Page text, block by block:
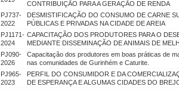
CONTRIBUIÇÃO PARA A GERAÇÃO DE RENDA
PJ737-
2022
DESMISTIFICAÇÃO DO CONSUMO DE CARNE
PÚBLICAS E PRIVADAS NA CIDADE DE AREIA
PJ1171-
2024
CAPACITAÇÃO DOS PRODUTORES PARA O
MEDIANTE DISSEMINAÇÃO DE ANIMAIS DE
PJ090-
2026
Capacitação dos produtores em boas práticas de
nas comunidades de Gurinhém e Caturite.
PJ965-
2023
PERFIL DO CONSUMIDOR E DA
DE ESPERANÇA E ALGUMAS CIDADES DO